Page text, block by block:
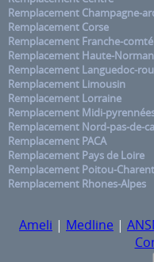
Remplacement Champagne-
Remplacement Corse
Remplacement Franche-comté
Remplacement Haute-
Remplacement Languedoc-
Remplacement Limousin
Remplacement Lorraine
Remplacement Midi-
Remplacement Nord-pas-de-
Remplacement PACA
Remplacement Pays de Loire
Remplacement Poitou-
Remplacement Rhones-Alpes
Ameli | Medline |